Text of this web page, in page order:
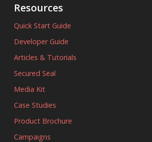
Resources
Quick Start Guide
Developer Guide
Articles & Tutorials
Secured Seal
Media Kit
Case Studies
Product Brochure
Campaigns